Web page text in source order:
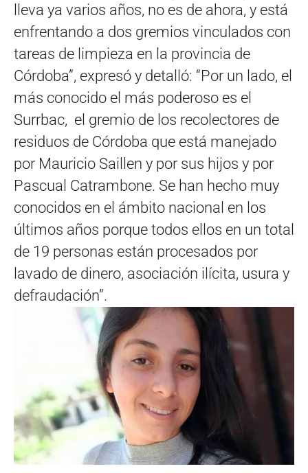
lleva ya varios años, no es de ahora, y está
enfrentando a dos gremios vinculados con
tareas de limpieza en la provincia de
Córdoba”, expresó y detalló: “Por un lado, el
más conocido el más poderoso es el
Surrbac, el gremio de los recolectores de
residuos de Córdoba que está manejado
por Mauricio Saillen y por sus hijos y por
Pascual Catrambone. Se han hecho muy
conocidos en el ámbito nacional en los
últimos años porque todos ellos en un total
de 19 personas están procesados por
lavado de dinero, asociación ilícita, usura y
defraudación”.